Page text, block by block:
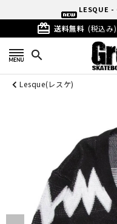
LESQUE
card_giftcard 送料無料 (税込み
search
Lesque(レスケ)